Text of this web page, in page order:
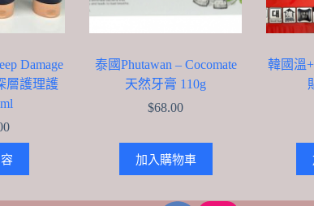
Damage
層護理護
泰國Phutawan – Cocomate
天然牙膏 110g
$68.00
加入購物車
韓國溫